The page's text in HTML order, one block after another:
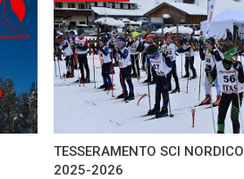
TESSERAMENTO SCI NORDICO
2025-2026